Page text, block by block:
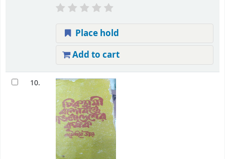
Place hold
Add to cart
10.